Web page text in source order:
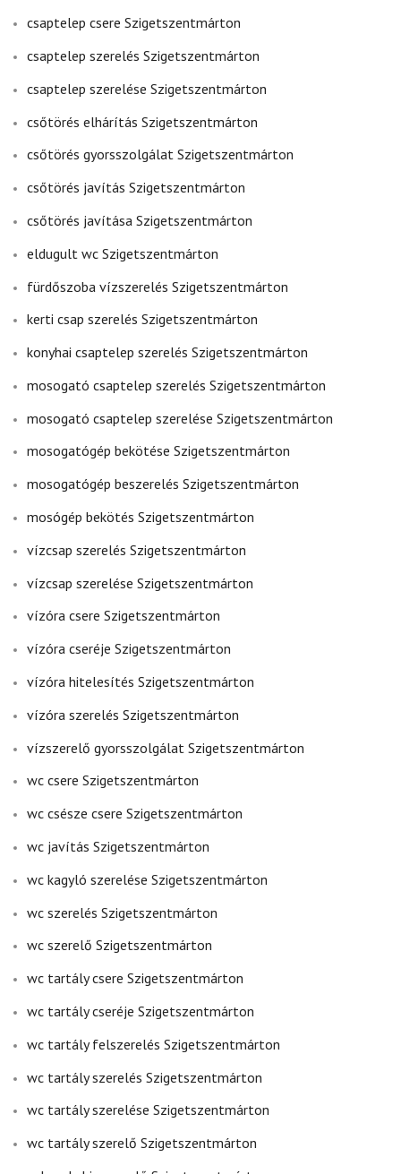
csaptelep csere Szigetszentmárton
csaptelep szerelés Szigetszentmárton
csaptelep szerelése Szigetszentmárton
csőtörés elhárítás Szigetszentmárton
csőtörés gyorsszolgálat Szigetszentmárton
csőtörés javítás Szigetszentmárton
csőtörés javítása Szigetszentmárton
eldugult wc Szigetszentmárton
fürdőszoba vízszerelés Szigetszentmárton
kerti csap szerelés Szigetszentmárton
konyhai csaptelep szerelés Szigetszentmárton
mosogató csaptelep szerelés Szigetszentmárton
mosogató csaptelep szerelése Szigetszentmárton
mosogatógép bekötése Szigetszentmárton
mosogatógép beszerelés Szigetszentmárton
mosógép bekötés Szigetszentmárton
vízcsap szerelés Szigetszentmárton
vízcsap szerelése Szigetszentmárton
vízóra csere Szigetszentmárton
vízóra cseréje Szigetszentmárton
vízóra hitelesítés Szigetszentmárton
vízóra szerelés Szigetszentmárton
vízszerelő gyorsszolgálat Szigetszentmárton
wc csere Szigetszentmárton
wc csésze csere Szigetszentmárton
wc javítás Szigetszentmárton
wc kagyló szerelése Szigetszentmárton
wc szerelés Szigetszentmárton
wc szerelő Szigetszentmárton
wc tartály csere Szigetszentmárton
wc tartály cseréje Szigetszentmárton
wc tartály felszerelés Szigetszentmárton
wc tartály szerelés Szigetszentmárton
wc tartály szerelése Szigetszentmárton
wc tartály szerelő Szigetszentmárton